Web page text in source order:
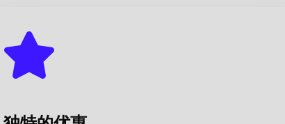
瑪麗亞·克拉夫佐娃、瑪麗亞·季托娃、達莉亞·普里丹尼科
耶娃